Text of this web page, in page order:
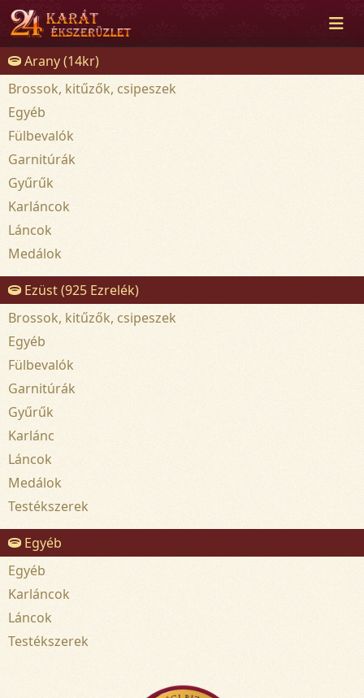
Arany (14kr)
Brossok, kitűzők, csipeszek
Egyéb
Fülbevalók
Garnitúrák
Gyűrűk
Karláncok
Láncok
Medálok
Ezüst (925 Ezrelék)
Brossok, kitűzők, csipeszek
Egyéb
Fülbevalók
Garnitúrák
Gyűrűk
Karlánc
Láncok
Medálok
Testékszerek
Egyéb
Egyéb
Karláncok
Láncok
Testékszerek